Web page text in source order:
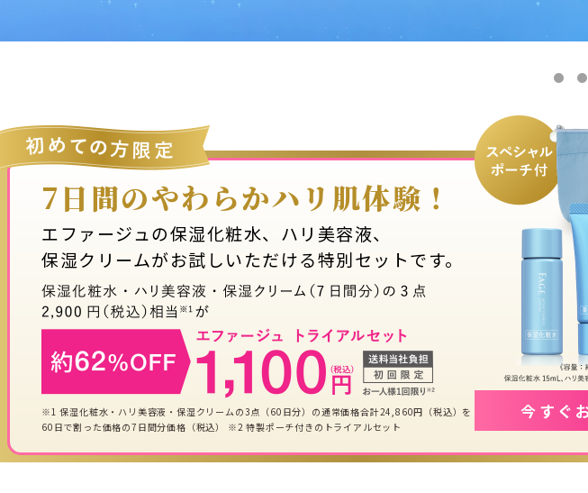
7日間のやわらかハリ肌体験！
エファージュの保湿化粧水、ハリ美容液、
保湿クリームがお試しいただける特別セットです。​
※1 保湿化粧水・ハリ美容液・保湿クリームの3点（60日分）の通常価格合計24,860円（税込）を
60日で割った価格の7日間分価格（税込） ※2 特製ポーチ付きのトライアルセット
今すぐ